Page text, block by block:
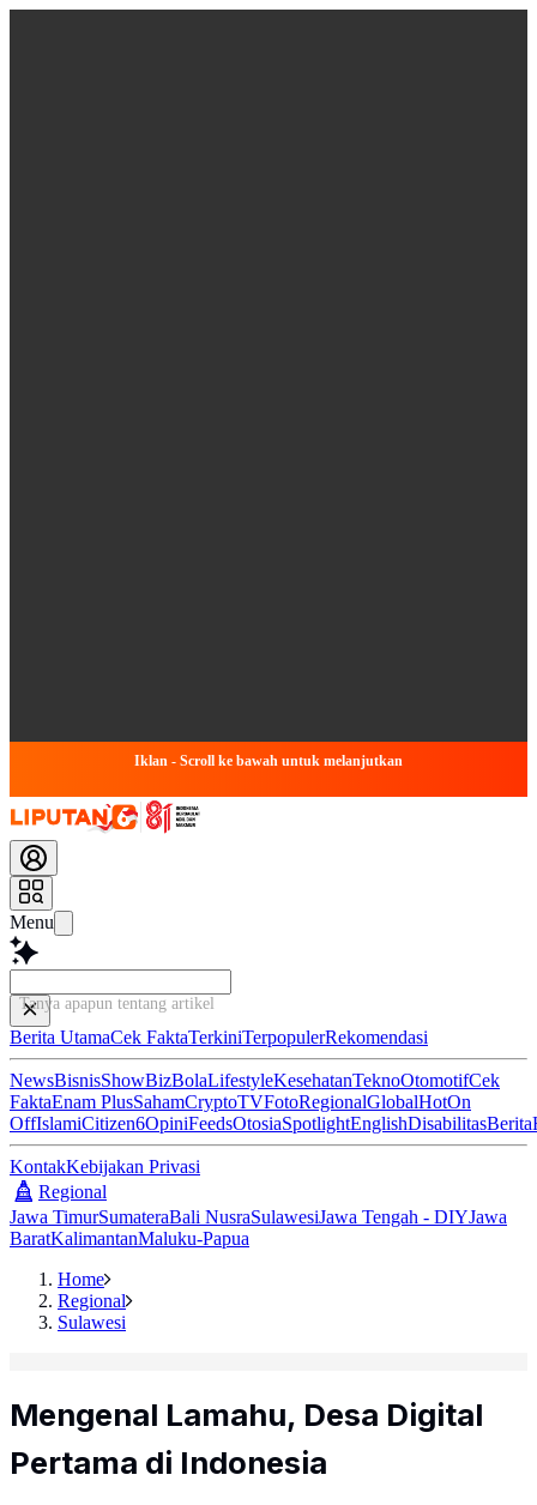
Iklan - Scroll ke bawah untuk melanjutkan
Menu
Tanya apapun tentang artikel ini...
Berita UtamaCek FaktaTerkiniTerpopulerRekomendasi
NewsBisnisShowBizBolaLifestyleKesehatanTeknoOtomotifCek
FaktaEnam PlusSahamCryptoTVFotoRegionalGlobalHotOn
OffIslamiCitizen6OpiniFeedsOtosiaSpotlightEnglishDisabilitasBerita
KontakKebijakan Privasi
Regional
Jawa TimurSumateraBali NusraSulawesiJawa Tengah - DIYJawa
BaratKalimantanMaluku-Papua
Home
Regional
Sulawesi
Mengenal Lamahu, Desa Digital
Pertama di Indonesia